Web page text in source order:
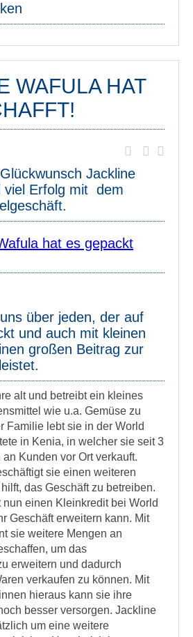
WAFULA HAT
Jackline
viel Erfolg mit dem
über jeden, der auf
und auch mit kleinen
großen Beitrag zur
alt und betreibt ein kleines
wie u.a. Gemüse zu
Familie lebt sie in der World
in Kenia, in welcher sie seit 3
Kunden vor Ort verkauft.
sie einen weiteren
das Geschäft zu betreiben.
einen Kleinkredit bei World
Geschäft erweitern kann. Mit
sie weitere Mengen an
um das
erweitern und dadurch
verkaufen zu können. Mit
hieraus kann sie ihre
besser versorgen. Jackline
um eine weitere